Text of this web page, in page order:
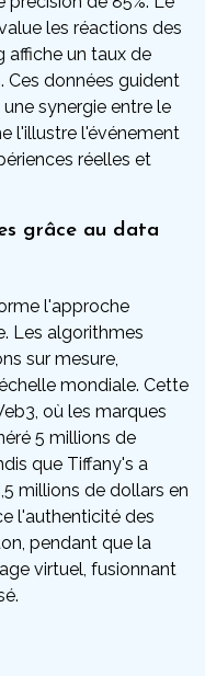
les réactions des
affiche un taux de
Ces données guident
synergie entre le
l'illustre l'événement
réelles et
grâce au data
l'approche
Les algorithmes
sur mesure,
mondiale. Cette
où les marques
5 millions de
que Tiffany's a
millions de dollars en
l'authenticité des
pendant que la
virtuel, fusionnant